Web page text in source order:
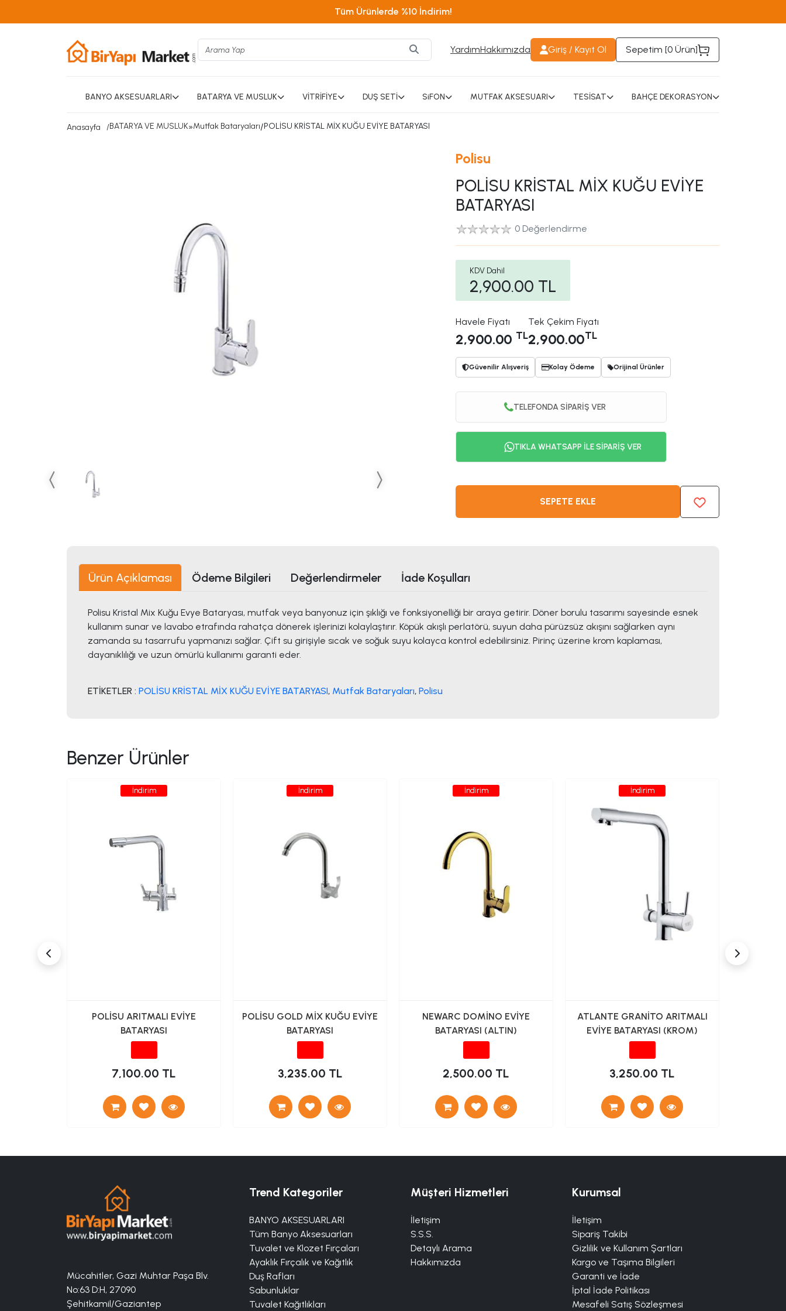
Tüm Ürünlerde %10 İndirim!
YardımHakkımızda Giriş / Kayıt Ol Sepetim [0 Ürün]
BANYO AKSESUARLARI BATARYA VE MUSLUK VİTRİFİYE DUŞ SETİ SiFON MUTFAK AKSESUARI TESİSAT BAHÇE DEKORASYON
Anasayfa BATARYA VE MUSLUK»Mutfak Bataryaları/POLİSU KRİSTAL MİX KUĞU EVİYE BATARYASI
Polisu
POLİSU KRİSTAL MİX KUĞU EVİYE
BATARYASI
0 Değerlendirme
KDV Dahil
2,900.00 TL
Havele Fiyatı
2,900.00 TL
Tek Çekim Fiyatı
2,900.00TL
Güvenilir Alışveriş Kolay Ödeme Orijinal Ürünler
TELEFONDA SİPARİŞ VER
TIKLA WHATSAPP İLE SİPARİŞ VER
SEPETE EKLE
Ürün Açıklaması Ödeme Bilgileri Değerlendirmeler İade Koşulları
Polisu Kristal Mix Kuğu Evye Bataryası, mutfak veya banyonuz için şıklığı ve fonksiyonelliği bir araya getirir. Döner borulu tasarımı sayesinde esnek
kullanım sunar ve lavabo etrafında rahatça dönerek işlerinizi kolaylaştırır. Köpük akışlı perlatörü, suyun daha pürüzsüz akışını sağlarken aynı
zamanda su tasarrufu yapmanızı sağlar. Çift su girişiyle sıcak ve soğuk suyu kolayca kontrol edebilirsiniz. Pirinç üzerine krom kaplaması,
dayanıklılığı ve uzun ömürlü kullanımı garanti eder.
ETİKETLER : POLİSU KRİSTAL MİX KUĞU EVİYE BATARYASI, Mutfak Bataryaları, Polisu
Benzer Ürünler
İndirim
POLİSU ARITMALI EVİYE
BATARYASI
7,100.00 TL
İndirim
POLİSU GOLD MİX KUĞU EVİYE
BATARYASI
3,235.00 TL
İndirim
NEWARC DOMİNO EVİYE
BATARYASI (ALTIN)
2,500.00 TL
İndirim
ATLANTE GRANİTO ARITMALI
EVİYE BATARYASI (KROM)
3,250.00 TL
Mücahitler, Gazi Muhtar Paşa Blv.
No:63 D:H, 27090
Şehitkamil/Gaziantep
Trend Kategoriler
BANYO AKSESUARLARI
Tüm Banyo Aksesuarları
Tuvalet ve Klozet Fırçaları
Ayaklık Fırçalık ve Kağıtlık
Duş Rafları
Sabunluklar
Tuvalet Kağıtlıkları
Kurumsal
İletişim
Sipariş Takibi
Gizlilik ve Kullanım Şartları
Kargo ve Taşıma Bilgileri
Garanti ve İade
İptal İade Politikası
Mesafeli Satış Sözleşmesi
Müşteri Hizmetleri
İletişim
S.S.S.
Detaylı Arama
Hakkımızda